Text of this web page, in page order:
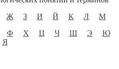
Ж З И Й К Л
М
Ф Х Ц Ч Ш Э
Ю
Я